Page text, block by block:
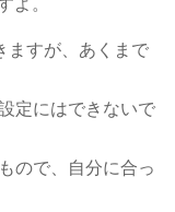
よ。
ますが、あくまで
定にはできないで
ので、自分に合っ